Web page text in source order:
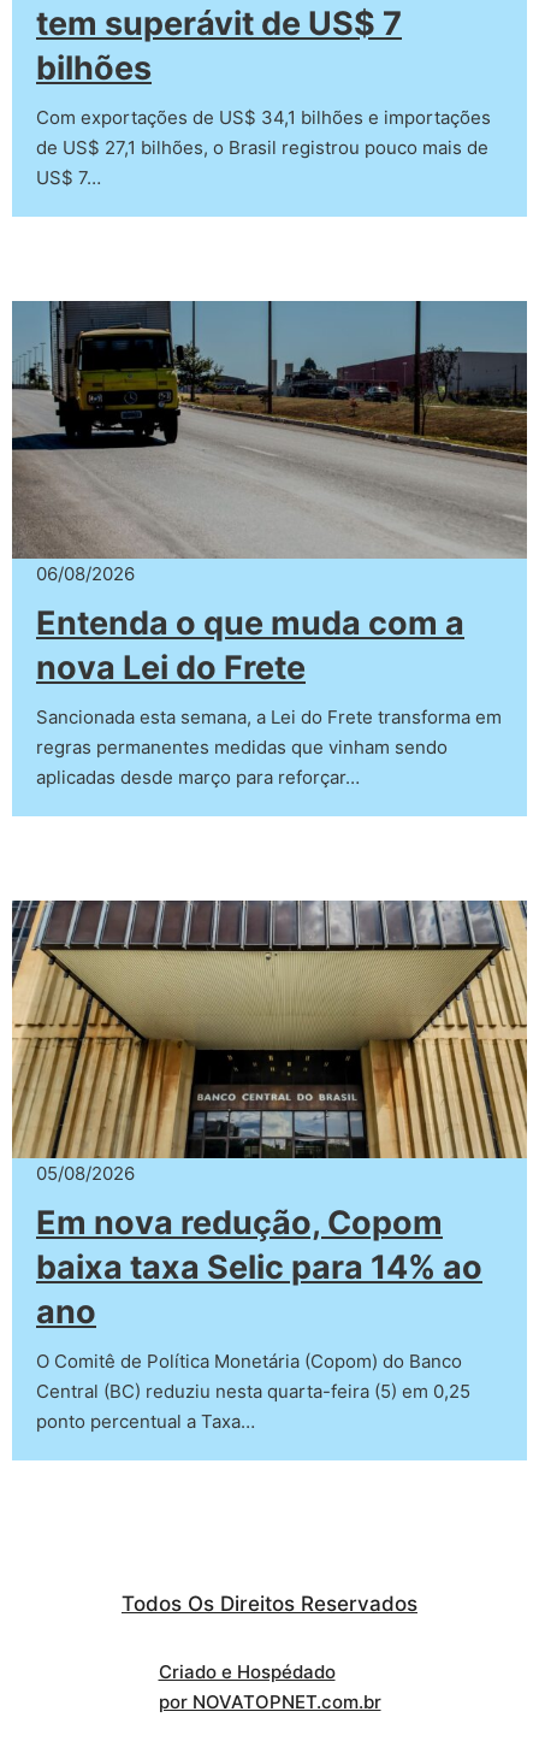
tem superávit de US$ 7
bilhões
Com exportações de US$ 34,1 bilhões e importações
de US$ 27,1 bilhões, o Brasil registrou pouco mais de
US$ 7…
06/08/2026
Entenda o que muda com a
nova Lei do Frete
Sancionada esta semana, a Lei do Frete transforma em
regras permanentes medidas que vinham sendo
aplicadas desde março para reforçar…
05/08/2026
Em nova redução, Copom
baixa taxa Selic para 14% ao
ano
O Comitê de Política Monetária (Copom) do Banco
Central (BC) reduziu nesta quarta-feira (5) em 0,25
ponto percentual a Taxa…
Todos Os Direitos Reservados
Criado e Hospédado
por NOVATOPNET.com.br